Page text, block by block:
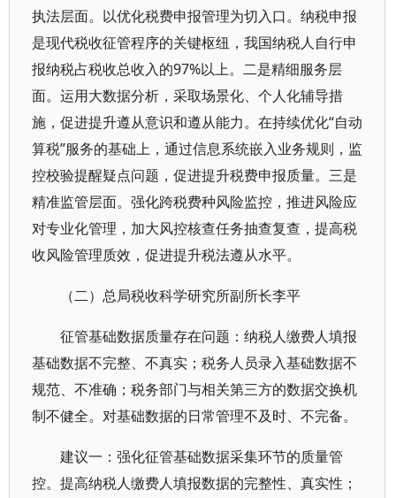
执法层面。以优化税费申报管理为切入口。纳税申报
是现代税收征管程序的关键枢纽，我国纳税人自行申
报纳税占税收总收入的97%以上。二是精细服务层
面。运用大数据分析，采取场景化、个人化辅导措
施，促进提升遵从意识和遵从能力。在持续优化“自动
算税”服务的基础上，通过信息系统嵌入业务规则，监
控校验提醒疑点问题，促进提升税费申报质量。三是
精准监管层面。强化跨税费种风险监控，推进风险应
对专业化管理，加大风控核查任务抽查复查，提高税
收风险管理质效，促进提升税法遵从水平。
（二）总局税收科学研究所副所长李平
征管基础数据质量存在问题：纳税人缴费人填报
基础数据不完整、不真实；税务人员录入基础数据不
规范、不准确；税务部门与相关第三方的数据交换机
制不健全。对基础数据的日常管理不及时、不完备。
建议一：强化征管基础数据采集环节的质量管
控。提高纳税人缴费人填报数据的完整性、真实性；